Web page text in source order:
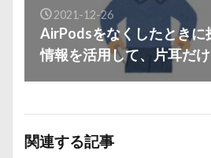
2021-12-26
AirPodsをなくしたときに
情報を活用して、片耳だ
関連する記事